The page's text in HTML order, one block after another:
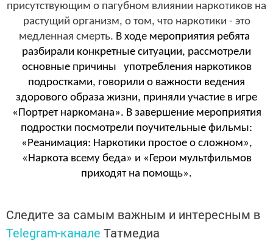
присутствующим о пагубном влиянии наркотиков на
растущий организм, о том, что наркотики - это
медленная смерть. В ходемероприятия ребята
разбирали конкретные ситуации, рассмотрели
основные причины употребления наркотиков
подростками, говорили о важности ведения
здорового образа жизни, приняли участие в игре
«Портрет наркомана». В завершениемероприятия
подростки посмотрели поучительные фильмы:
«Реанимация: Наркотики простое о сложном»,
«Наркота всему беда» и «Герои мультфильмов
приходят на помощь».
Следите за самым важным и интересным в
Telegram-канале Татмедиа